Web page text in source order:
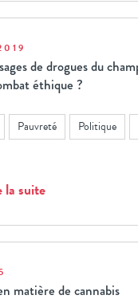
de drogues du
éthique ?
Pauvreté Politique
la suite
matière de cannabis